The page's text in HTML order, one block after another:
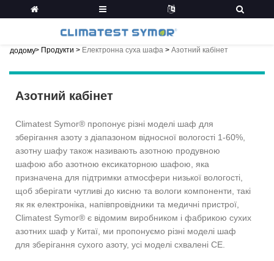
додому> Продукти > Електронна суха шафа > Азотний кабінет
Азотний кабінет
Climatest Symor® пропонує різні моделі шаф для
зберігання азоту з діапазоном відносної вологості 1-60%,
азотну шафу також називають азотною продувною
шафою або азотною ексикаторною шафою, яка
призначена для підтримки атмосфери низької вологості,
щоб зберігати чутливі до кисню та вологи компоненти, такі
як як електроніка, напівпровідники та медичні пристрої,
Climatest Symor® є відомим виробником і фабрикою сухих
азотних шаф у Китаї, ми пропонуємо різні моделі шаф
для зберігання сухого азоту, усі моделі схвалені CE.